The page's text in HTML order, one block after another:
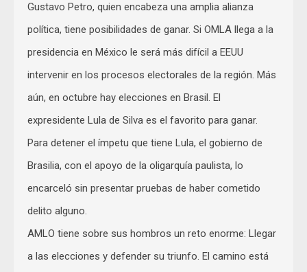
Gustavo Petro, quien encabeza una amplia alianza
política, tiene posibilidades de ganar. Si OMLA llega a la
presidencia en México le será más difícil a EEUU
intervenir en los procesos electorales de la región. Más
aún, en octubre hay elecciones en Brasil. El
expresidente Lula de Silva es el favorito para ganar.
Para detener el ímpetu que tiene Lula, el gobierno de
Brasilia, con el apoyo de la oligarquía paulista, lo
encarceló sin presentar pruebas de haber cometido
delito alguno.
AMLO tiene sobre sus hombros un reto enorme: Llegar
a las elecciones y defender su triunfo. El camino está